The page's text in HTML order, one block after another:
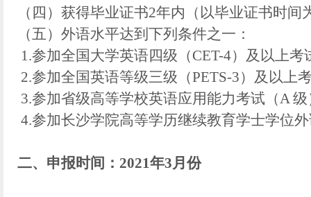
（四）获得毕业证书2年内（以毕业证书时间
（五）外语水平达到下列条件之一：
1.参加全国大学英语四级（CET-4）及以上
2.参加全国英语等级三级（PETS-3）及以上
3.参加省级高等学校英语应用能力考试（A
4.参加长沙学院高等学历继续教育学士学位
二、申报时间： 2021年3月份